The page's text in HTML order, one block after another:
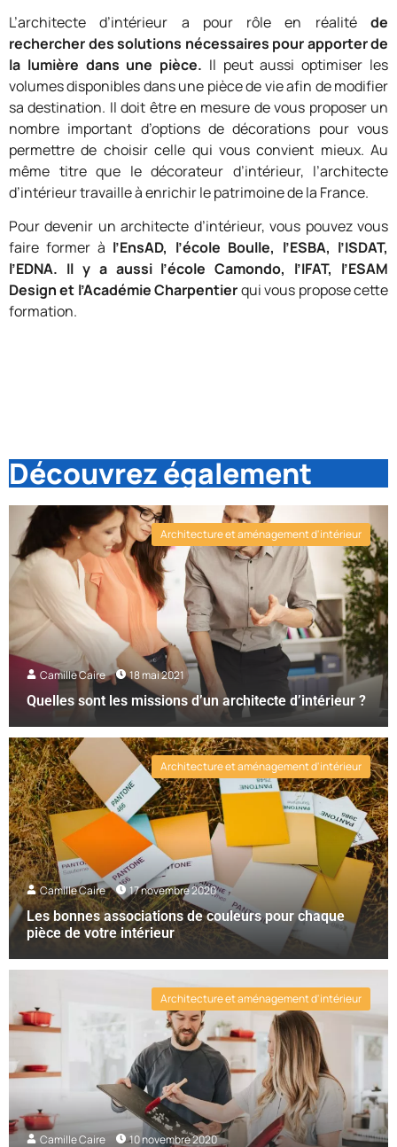
L’architecte d’intérieur a pour rôle en réalité de
rechercher des solutions nécessaires pour apporter de
la lumière dans une pièce. Il peut aussi optimiser les
volumes disponibles dans une pièce de vie afin de modifier
sa destination. Il doit être en mesure de vous proposer un
nombre important d’options de décorations pour vous
permettre de choisir celle qui vous convient mieux. Au
même titre que le décorateur d’intérieur, l’architecte
d’intérieur travaille à enrichir le patrimoine de la France.
Pour devenir un architecte d’intérieur, vous pouvez vous
faire former à l’EnsAD, l’école Boulle, l’ESBA, l’ISDAT,
l’EDNA. Il y a aussi l’école Camondo, l’IFAT, l’ESAM
Design et l’Académie Charpentierqui vous propose cette
formation.
Découvrez également
Camille Caire 18 mai 2021
Quelles sont les missions d’un architecte d’intérieur ?
Architecture et aménagement d'intérieur
Camille Caire 17 novembre 2020
Les bonnes associations de couleurs pour chaque
pièce de votre intérieur
Architecture et aménagement d'intérieur
Camille Caire 10 novembre 2020
Architecture et aménagement d'intérieur